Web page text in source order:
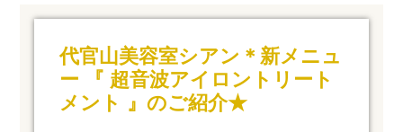
代官山美容室シアン＊新メニュ
ー 『 超音波アイロントリート
メント 』のご紹介★